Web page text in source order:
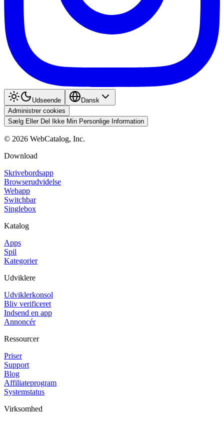
Udseende
Dansk
Administrer cookies
Sælg Eller Del Ikke Min Personlige Information
© 2026 WebCatalog, Inc.
Download
Skrivebordsapp
Browserudvidelse
Webapp
Switchbar
Singlebox
Katalog
Apps
Spil
Kategorier
Udviklere
Udviklerkonsol
Bliv verificeret
Indsend en app
Annoncér
Ressourcer
Priser
Support
Blog
Affiliateprogram
Systemstatus
Virksomhed